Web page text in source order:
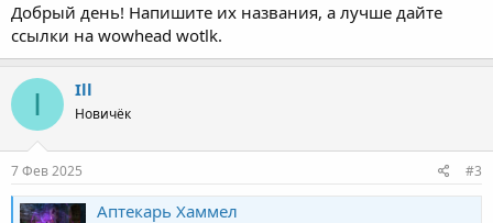
Добрый день! Напишите их названия, а лучше дайте
ссылки на wowhead wotlk.
I Ill
Новичёк
7 Фев 2025 #3
Аптекарь Хаммел